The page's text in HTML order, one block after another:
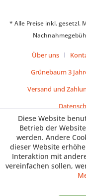
* Alle Preise inkl. gesetzl.
Über uns
Grünebaum 3
Versand und
Diese Website
Betrieb der
werden. Andere
dieser Website
Interaktion mit
vereinfachen sollen,